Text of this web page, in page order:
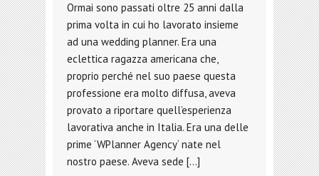
Ormai sono passati oltre 25 anni dalla
prima volta in cui ho lavorato insieme
ad una wedding planner. Era una
eclettica ragazza americana che,
proprio perché nel suo paese questa
professione era molto diffusa, aveva
provato a riportare quell’esperienza
lavorativa anche in Italia. Era una delle
prime ‘WPlanner Agency‘ nate nel
nostro paese. Aveva sede […]